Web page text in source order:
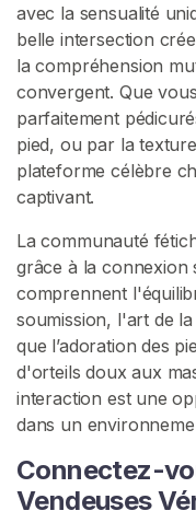
avec la sensualité
belle intersection
la compréhension
convergent. Que
parfaitement
pied, ou par la
plateforme célèbre
captivant.
La communauté
grâce à la connexion
comprennent
soumission, l'art de
que l’adoration des
d'orteils doux aux
interaction est une
dans un
Connectez-
Vendeuses
r
i
r
l
e
s
v
e
d
e
u
r
s
n
t